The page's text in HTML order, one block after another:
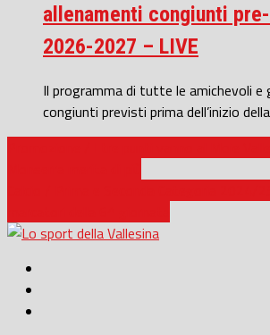
allenamenti congiunti
2026-2027 – LIVE
Il programma di tutte le amichevoli e
congiunti previsti prima dell’inizio